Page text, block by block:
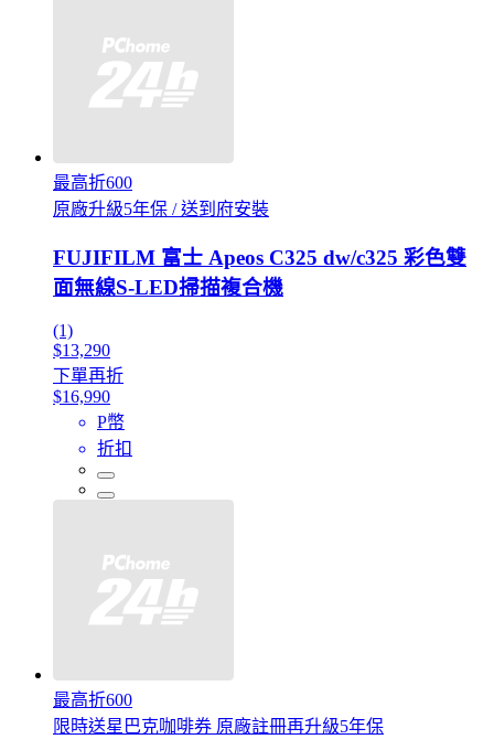
最高折600
原廠升級5年保 / 送到府安裝
FUJIFILM 富士 Apeos C325 dw/c325 彩色雙
面無線S-LED掃描複合機
(1)
$13,290
下單再折
$16,990
P幣
折扣
最高折600
限時送星巴克咖啡券 原廠註冊再升級5年保